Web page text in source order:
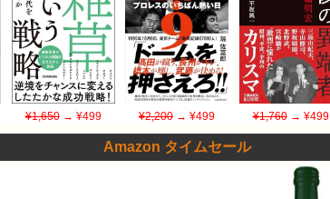
¥1,650→ ¥499 ¥2,200 → ¥499 ¥1,760→ ¥499
Amazon タイムセール